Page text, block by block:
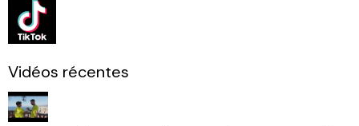
Vidéos récentes